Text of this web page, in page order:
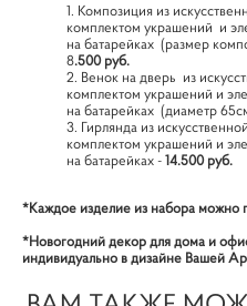
Композиция из
комплектом украшений и
на батарейках (размер
8.500 руб.
Венок на дверь из
комплектом украшений и
на батарейках (диаметр
Гирлянда из
комплектом украшений и
на батарейках -14.500 руб.
*Каждое изделие из набора можно
*Новогодний декор для дома и
индивидуально в дизайне Вашей